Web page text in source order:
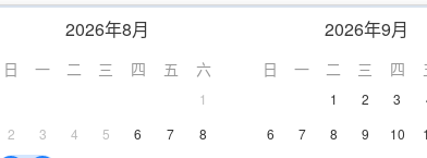
2026年8月
日 一 二 三 四 五 六
1
2
3 4 5 6 7
8
2026年9月
日 一 二 三 四
1 2 3
6
7 8 9 10